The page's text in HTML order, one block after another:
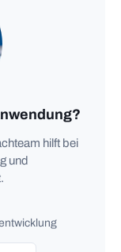
hilft bei
und